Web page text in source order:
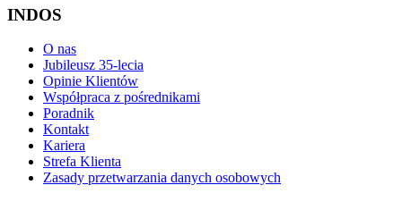
INDOS
O nas
Jubileusz 35-lecia
Opinie Klientów
Współpraca z pośrednikami
Poradnik
Kontakt
Kariera
Strefa Klienta
Zasady przetwarzania danych osobowych